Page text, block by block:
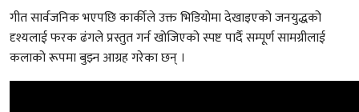
गीत सार्वजनिक भएपछि कार्कीले उक्त भिडियोमा देखाइएको जनयुद्धको
दृश्यलाई फरक ढंगले प्रस्तुत गर्न खोजिएको स्पष्ट पार्दै सम्पूर्ण सामग्रीलाई
कलाको रूपमा बुझ्न आग्रह गरेका छन् ।